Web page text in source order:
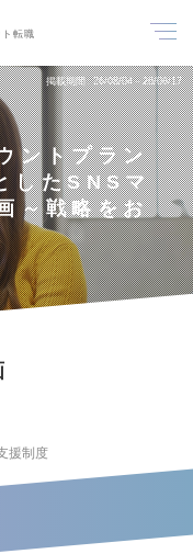
転職
掲載期間 26/08/04～26/08/17
ントプラン
したSNSマ
～戦略をお
援制度